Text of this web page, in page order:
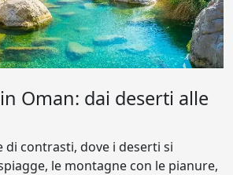
Oman: dai deserti alle
di contrasti, dove i deserti si
le montagne con le pianure,